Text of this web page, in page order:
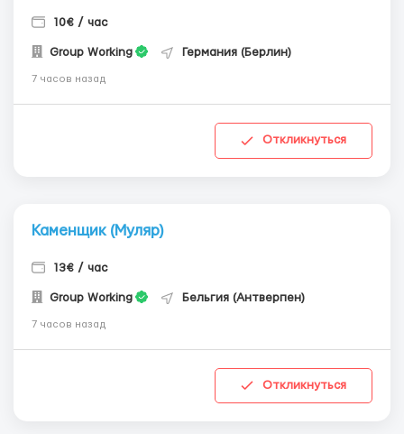
10€ / час
Group Working Германия (Берлин)
7 часов назад
Откликнуться
Каменщик (Муляр)
13€ / час
Group Working Бельгия (Антверпен)
7 часов назад
Откликнуться